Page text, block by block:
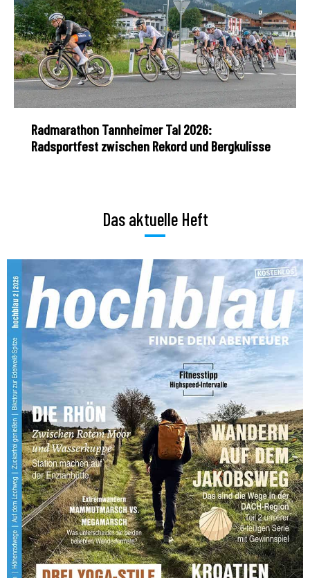
Radmarathon Tannheimer Tal 2026:
Radsportfest zwischen Rekord und Bergkulisse
Das aktuelle Heft